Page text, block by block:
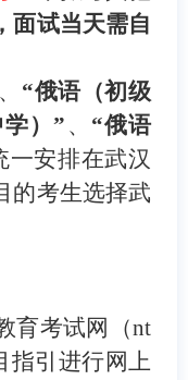
，面试当天需自
、 “俄语（初级
学）” 、 “俄语
一安排在武汉
的考生选择武
育考试网（nt
指引进行网上